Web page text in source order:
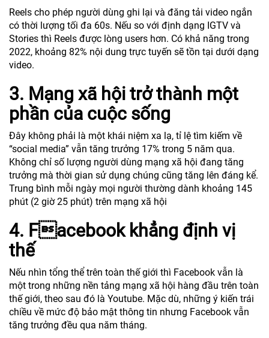
Reels cho phép người dùng ghi lại và đăng tải video ngắn
có thời lượng tối đa 60s. Nếu so với định dạng IGTV và
Stories thì Reels được lòng users hơn. Có khả năng trong
2022, khoảng 82% nội dung trực tuyến sẽ tồn tại dưới dạng
video.
3. Mạng xã hội trở thành một
phần của cuộc sống
Đây không phải là một khái niệm xa lạ, tỉ lệ tìm kiếm về
“social media” vẫn tăng trưởng 17% trong 5 năm qua.
Không chỉ số lượng người dùng mạng xã hội đang tăng
trưởng mà thời gian sử dụng chúng cũng tăng lên đáng kể.
Trung bình mỗi ngày mọi người thường dành khoảng 145
phút (2 giờ 25 phút) trên mạng xã hội
4. Facebook khẳng định vị
thế
Nếu nhìn tổng thể trên toàn thế giới thì Facebook vẫn là
một trong những nền tảng mạng xã hội hàng đầu trên toàn
thế giới, theo sau đó là Youtube. Mặc dù, những ý kiến trái
chiều về mức độ bảo mật thông tin nhưng Facebook vẫn
tăng trưởng đều qua năm tháng.